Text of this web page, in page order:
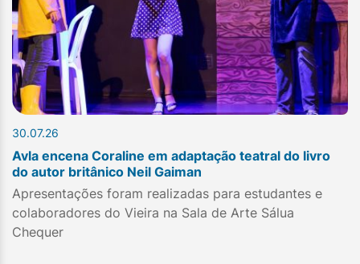
30.07.26
Avla encena Coraline em adaptação teatral do livro
do autor britânico Neil Gaiman
Apresentações foram realizadas para estudantes e
colaboradores do Vieira na Sala de Arte Sálua
Chequer